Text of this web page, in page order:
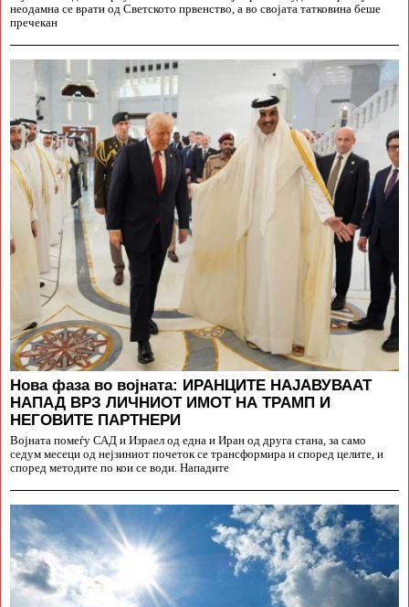
неодамна се врати од Светското првенство, а во својата татковина беше
пречекан
Нова фаза во војната: ИРАНЦИТЕ НАЈАВУВААТ
НАПАД ВРЗ ЛИЧНИОТ ИМОТ НА ТРАМП И
НЕГОВИТЕ ПАРТНЕРИ
Војната помеѓу САД и Израел од една и Иран од друга стана, за само
седум месеци од нејзиниот почеток се трансформира и според целите, и
според методите по кои се води. Нападите